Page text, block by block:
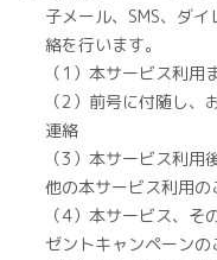
子メール、SMS、ダ
絡を行います。
（1）本サービス利用
（2）前号に付随し
連絡
（3）本サービス利
他の本サービス利用の
（4）本サービス、
ゼントキャンペーンの